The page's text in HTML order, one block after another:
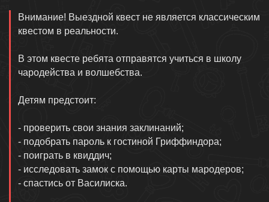
Описание
Внимание! Выездной квест не является классическим
квестом в реальности.
В этом квесте ребята отправятся учиться в школу
чародейства и волшебства.
Детям предстоит:
- проверить свои знания заклинаний;
- подобрать пароль к гостиной Гриффиндора;
- поиграть в квиддич;
- исследовать замок с помощью карты мародеров;
- спастись от Василиска.